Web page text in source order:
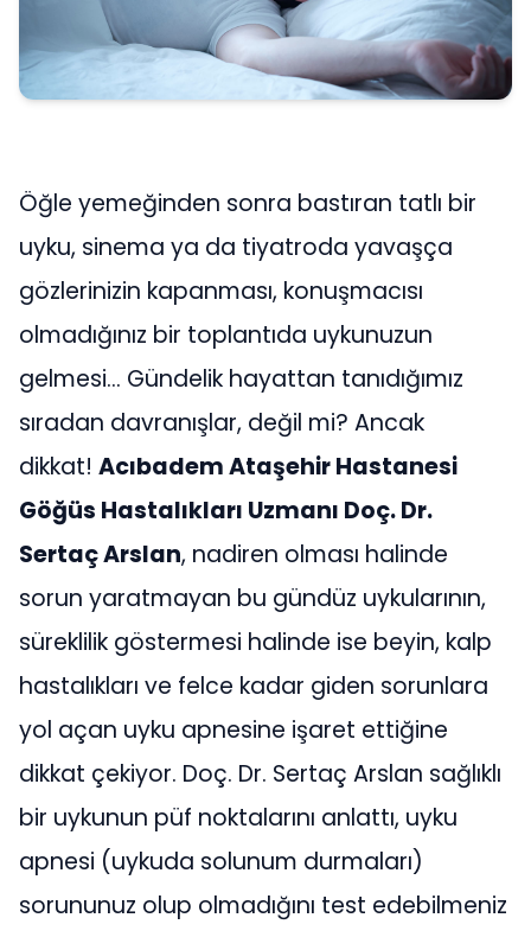
Öğle yemeğinden sonra bastıran tatlı bir
uyku, sinema ya da tiyatroda yavaşça
gözlerinizin kapanması, konuşmacısı
olmadığınız bir toplantıda uykunuzun
gelmesi… Gündelik hayattan tanıdığımız
sıradan davranışlar, değil mi? Ancak
dikkat! Acıbadem Ataşehir Hastanesi
Göğüs Hastalıkları Uzmanı Doç. Dr.
Sertaç Arslan, nadiren olması halinde
sorun yaratmayan bu gündüz uykularının,
süreklilik göstermesi halinde ise beyin, kalp
hastalıkları ve felce kadar giden sorunlara
yol açan uyku apnesine işaret ettiğine
dikkat çekiyor. Doç. Dr. Sertaç Arslan sağlıklı
bir uykunun püf noktalarını anlattı, uyku
apnesi (uykuda solunum durmaları)
sorununuz olup olmadığını test edebilmeniz